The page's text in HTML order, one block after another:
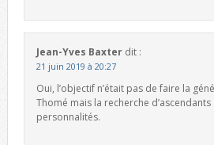
Jean-Yves Baxter dit :
21 juin 2019 à 20:27
Oui, l’objectif n’était pas de faire la
Thomé mais la recherche
personnalités.